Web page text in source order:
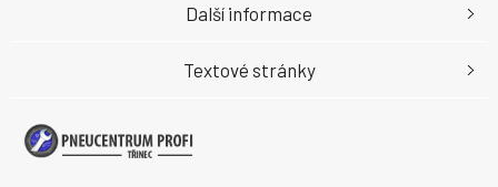
Další informace
Textové stránky